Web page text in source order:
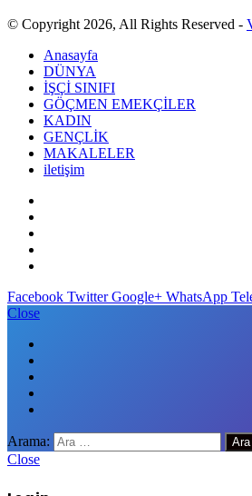
© Copyright 2026, All Rights Reserved -
Anasayfa
DÜNYA
İŞÇİ SINIFI
GÖÇMEN EMEKÇİLER
KADIN
GENÇLİK
MAKALELER
iletişim
Facebook Twitter Google+ WhatsApp
Close
Arama:
Close